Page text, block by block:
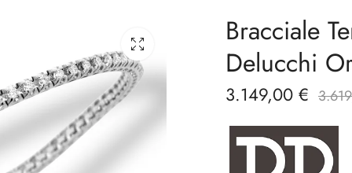
Bracciale
Delucchi
3.149,00 €